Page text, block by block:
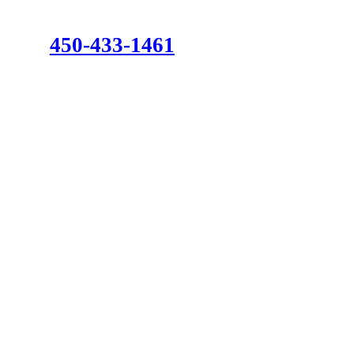
450-433-1461